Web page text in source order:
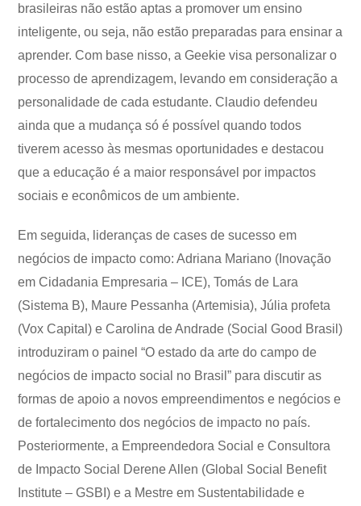
brasileiras não estão aptas a promover um ensino
inteligente, ou seja, não estão preparadas para ensinar a
aprender. Com base nisso, a Geekie visa personalizar o
processo de aprendizagem, levando em consideração a
personalidade de cada estudante. Claudio defendeu
ainda que a mudança só é possível quando todos
tiverem acesso às mesmas oportunidades e destacou
que a educação é a maior responsável por impactos
sociais e econômicos de um ambiente.
Em seguida, lideranças de cases de sucesso em
negócios de impacto como: Adriana Mariano (Inovação
em Cidadania Empresaria – ICE), Tomás de Lara
(Sistema B), Maure Pessanha (Artemisia), Júlia profeta
(Vox Capital) e Carolina de Andrade (Social Good Brasil)
introduziram o painel “O estado da arte do campo de
negócios de impacto social no Brasil” para discutir as
formas de apoio a novos empreendimentos e negócios e
de fortalecimento dos negócios de impacto no país.
Posteriormente, a Empreendedora Social e Consultora
de Impacto Social Derene Allen (Global Social Benefit
Institute – GSBI) e a Mestre em Sustentabilidade e